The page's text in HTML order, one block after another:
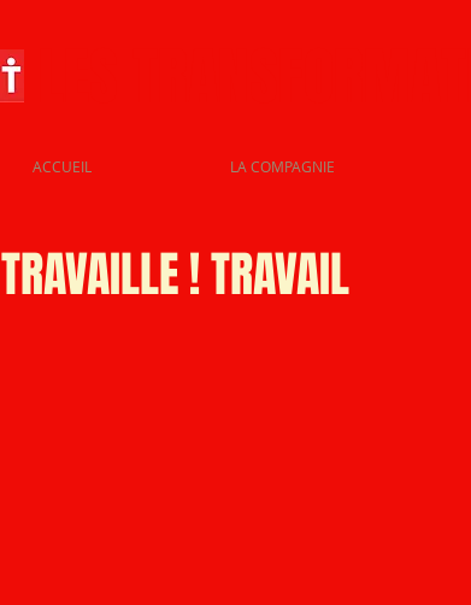
ACCUEIL LA COMPAGNIE
TRAVAILLE ! TRAVAIL